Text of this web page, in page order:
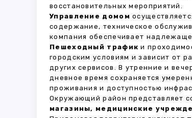
восстановительных мероприятий.
Управление домом
содержание, техническое
компания обеспечивает
Пешеходный трафик и
городским условиям и зависит от
других сервисов. В утренние и
дневное время сохраняется
проживания и доступностью
Окружающий район представляет
магазины, медицинские